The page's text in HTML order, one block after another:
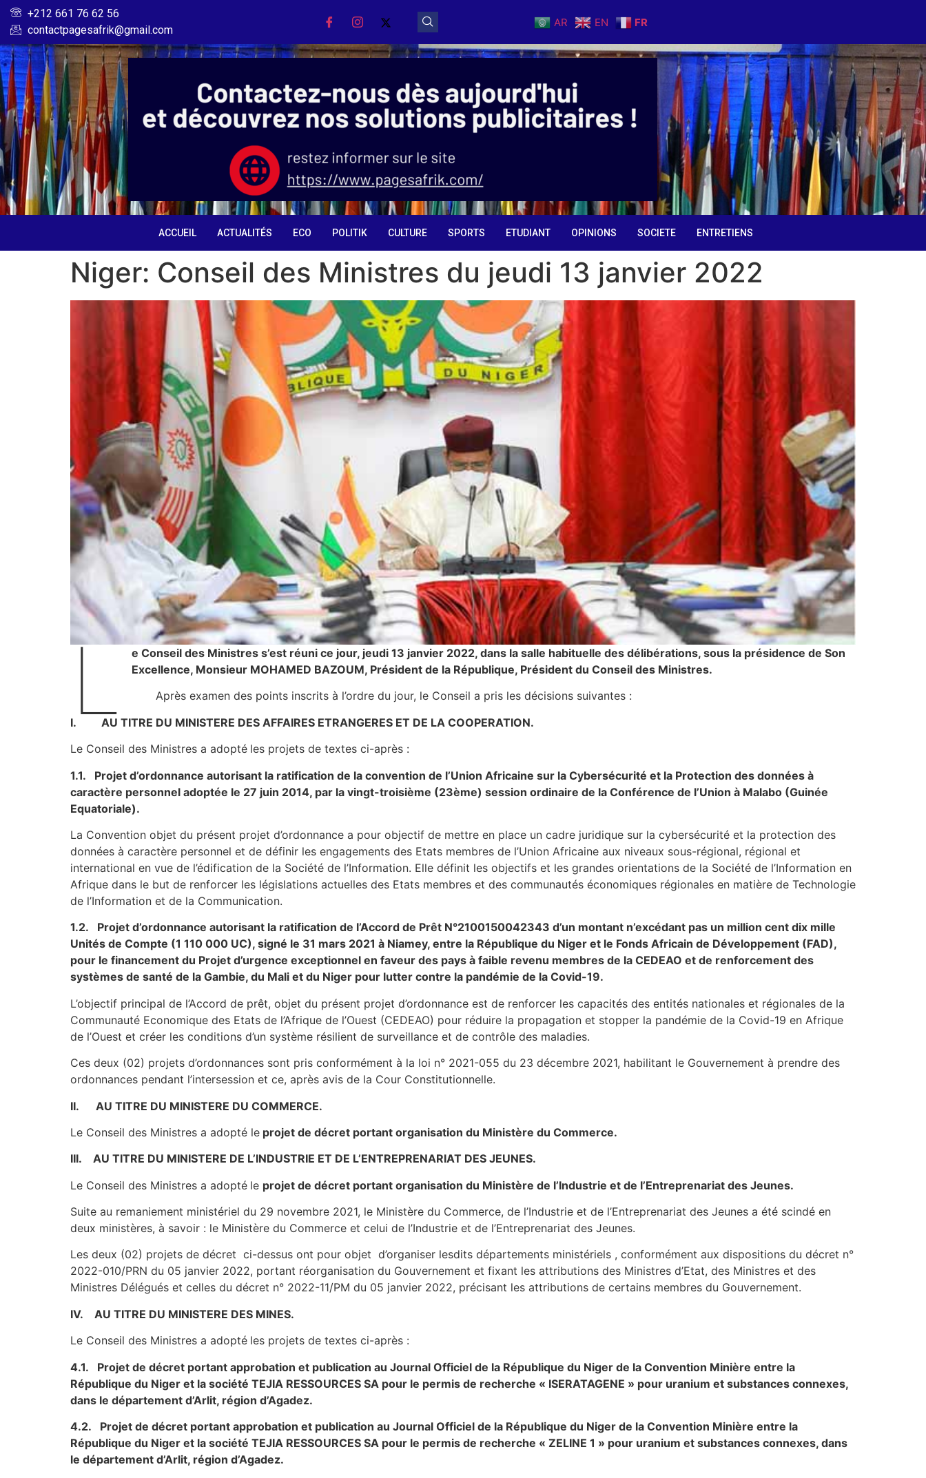
+212 661 76 62 56
contactpagesafrik@gmail.com
AR EN FR
ACCUEIL ACTUALITÉS ECO POLITIK CULTURE SPORTS ETUDIANT OPINIONS SOCIETE ENTRETIENS
Niger: Conseil des Ministres du jeudi 13 janvier 2022
L
e Conseil des Ministres s’est réuni ce jour, jeudi 13 janvier 2022, dans la salle habituelle des délibérations, sous la présidence de Son
Excellence, Monsieur MOHAMED BAZOUM, Président de la République, Président du Conseil des Ministres.
Après examen des points inscrits à l’ordre du jour, le Conseil a pris les décisions suivantes :
I. AU TITRE DU MINISTERE DES AFFAIRES ETRANGERES ET DE LA COOPERATION.
Le Conseil des Ministres a adopté les projets de textes ci-après :
1.1. Projet d’ordonnance autorisant la ratification de la convention de l’Union Africaine sur la Cybersécurité et la Protection des données à
caractère personnel adoptée le 27 juin 2014, par la vingt-troisième (23ème) session ordinaire de la Conférence de l’Union à Malabo (Guinée
Equatoriale).
La Convention objet du présent projet d’ordonnance a pour objectif de mettre en place un cadre juridique sur la cybersécurité et la protection des
données à caractère personnel et de définir les engagements des Etats membres de l’Union Africaine aux niveaux sous-régional, régional et
international en vue de l’édification de la Société de l’Information. Elle définit les objectifs et les grandes orientations de la Société de l’Information en
Afrique dans le but de renforcer les législations actuelles des Etats membres et des communautés économiques régionales en matière de Technologie
de l’Information et de la Communication.
1.2. Projet d’ordonnance autorisant la ratification de l’Accord de Prêt N°2100150042343 d’un montant n’excédant pas un million cent dix mille
Unités de Compte (1 110 000 UC), signé le 31 mars 2021 à Niamey, entre la République du Niger et le Fonds Africain de Développement (FAD),
pour le financement du Projet d’urgence exceptionnel en faveur des pays à faible revenu membres de la CEDEAO et de renforcement des
systèmes de santé de la Gambie, du Mali et du Niger pour lutter contre la pandémie de la Covid-19.
L’objectif principal de l’Accord de prêt, objet du présent projet d’ordonnance est de renforcer les capacités des entités nationales et régionales de la
Communauté Economique des Etats de l’Afrique de l’Ouest (CEDEAO) pour réduire la propagation et stopper la pandémie de la Covid-19 en Afrique
de l’Ouest et créer les conditions d’un système résilient de surveillance et de contrôle des maladies.
Ces deux (02) projets d’ordonnances sont pris conformément à la loi n° 2021-055 du 23 décembre 2021, habilitant le Gouvernement à prendre des
ordonnances pendant l’intersession et ce, après avis de la Cour Constitutionnelle.
II. AU TITRE DU MINISTERE DU COMMERCE.
Le Conseil des Ministres a adopté le projet de décret portant organisation du Ministère du Commerce.
III. AU TITRE DU MINISTERE DE L’INDUSTRIE ET DE L’ENTREPRENARIAT DES JEUNES.
Le Conseil des Ministres a adopté le projet de décret portant organisation du Ministère de l’Industrie et de l’Entreprenariat des Jeunes.
Suite au remaniement ministériel du 29 novembre 2021, le Ministère du Commerce, de l’Industrie et de l’Entreprenariat des Jeunes a été scindé en
deux ministères, à savoir : le Ministère du Commerce et celui de l’Industrie et de l’Entreprenariat des Jeunes.
Les deux (02) projets de décret ci-dessus ont pour objet d’organiser lesdits départements ministériels , conformément aux dispositions du décret n°
2022-010/PRN du 05 janvier 2022, portant réorganisation du Gouvernement et fixant les attributions des Ministres d’Etat, des Ministres et des
Ministres Délégués et celles du décret n° 2022-11/PM du 05 janvier 2022, précisant les attributions de certains membres du Gouvernement.
IV. AU TITRE DU MINISTERE DES MINES.
Le Conseil des Ministres a adopté les projets de textes ci-après :
4.1. Projet de décret portant approbation et publication au Journal Officiel de la République du Niger de la Convention Minière entre la
République du Niger et la société TEJIA RESSOURCES SA pour le permis de recherche « ISERATAGENE » pour uranium et substances connexes,
dans le département d’Arlit, région d’Agadez.
4.2. Projet de décret portant approbation et publication au Journal Officiel de la République du Niger de la Convention Minière entre la
République du Niger et la société TEJIA RESSOURCES SA pour le permis de recherche « ZELINE 1 » pour uranium et substances connexes, dans
le département d’Arlit, région d’Agadez.